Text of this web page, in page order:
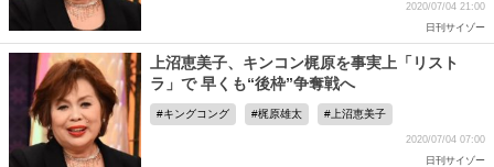
2020/07/04 21:00
日刊サイゾー
上沼恵美子、キンコン梶原を事実上「リスト
ラ」で 早くも“後枠”争奪戦へ
キングコング 梶原雄太 上沼恵美子
2020/07/04 07:00
日刊サイゾー